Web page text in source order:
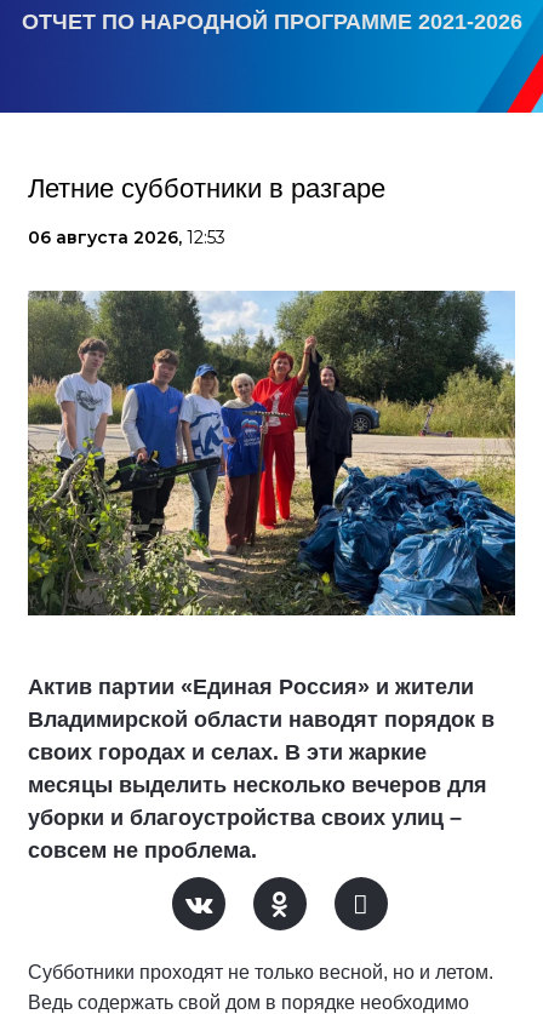
ОТЧЕТ ПО НАРОДНОЙ ПРОГРАММЕ 2021-2026
Летние субботники в разгаре
06 августа 2026, 12:53
Актив партии «Единая Россия» и жители
Владимирской области наводят порядок в
своих городах и селах. В эти жаркие
месяцы выделить несколько вечеров для
уборки и благоустройства своих улиц –
совсем не проблема.
Субботники проходят не только весной, но и летом.
Ведь содержать свой дом в порядке необходимо